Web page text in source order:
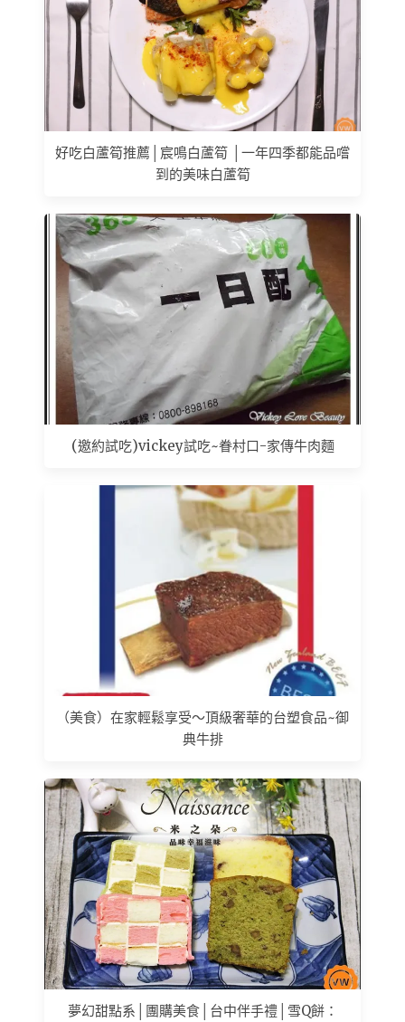
好吃白蘆筍推薦│宸鳴白蘆筍 │一年四季都能品嚐
到的美味白蘆筍
(邀約試吃)vickey試吃~眷村口-家傳牛肉麵
（美食）在家輕鬆享受～頂級奢華的台塑食品~御
典牛排
夢幻甜點系│團購美食│台中伴手禮│雪Q餅：